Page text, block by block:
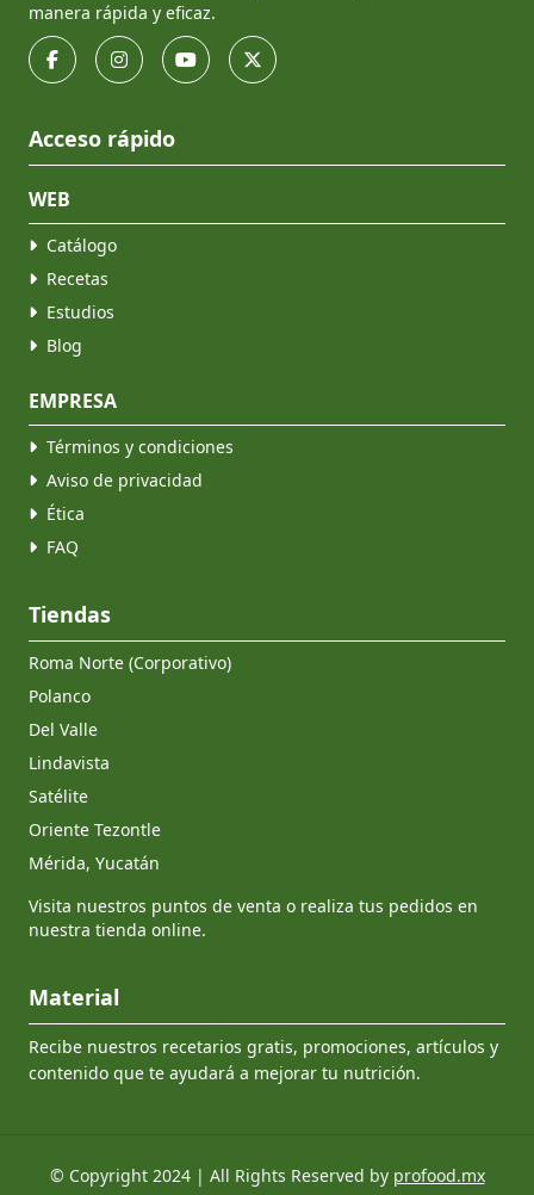
manera rápida y eficaz.
Acceso rápido
WEB
Catálogo
Recetas
Estudios
Blog
EMPRESA
Términos y condiciones
Aviso de privacidad
Ética
FAQ
Tiendas
Roma Norte (Corporativo)
Polanco
Del Valle
Lindavista
Satélite
Oriente Tezontle
Mérida, Yucatán
Visita nuestros puntos de venta o realiza tus pedidos en
nuestra tienda online.
Material
Recibe nuestros recetarios gratis, promociones, artículos y
contenido que te ayudará a mejorar tu nutrición.
© Copyright 2024 | All Rights Reserved by profood.mx